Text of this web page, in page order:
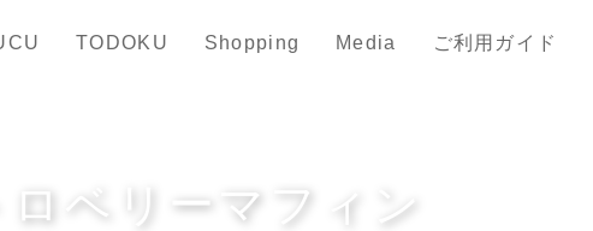
TODOKU Shopping Media ご利用ガイド
ロベリーマフィン